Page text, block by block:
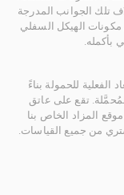
تلك الجوانب المدرجة
الهيكل السفلي
بأكمله.
للحمولة بناءً
تقع على عاتق
المزاد الخاص بنا
من جميع القياسات.